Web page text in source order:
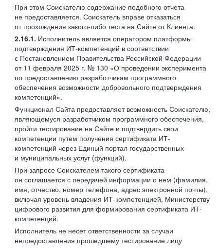
При этом Соискателю содержание подобного отчета
не предоставляется. Соискатель вправе отказаться
от прохождения какого-либо теста на Сайте от Клиента.
2.16.1. Исполнитель является оператором платформы
подтверждения ИТ-компетенций в соответствии
с Постановлением Правительства Российской Федерации
от 11 февраля 2025 г. № 130 «О проведении эксперимента
по предоставлению разработчикам программного
обеспечения возможности добровольного подтверждения
компетенций».
Функционал Сайта предоставляет возможность Соискателю,
являющемуся разработчиком программного обеспечения,
пройти тестирование на Сайте и подтвердить свои
компетенции путем получения сертификата ИТ-
компетенций через Единый портал государственных
и муниципальных услуг (функций).
При запросе Соискателем такого сертификата
он соглашается с передачей информации о нем (фамилия,
имя, отчество, номер телефона, адрес электронной почты),
включая уровень владения ИТ-компетенцией, Министерству
цифрового развития для формирования сертификата ИТ-
компетенций.
Исполнитель не несет ответственности за случаи
непредоставления прошедшему тестирование лицу